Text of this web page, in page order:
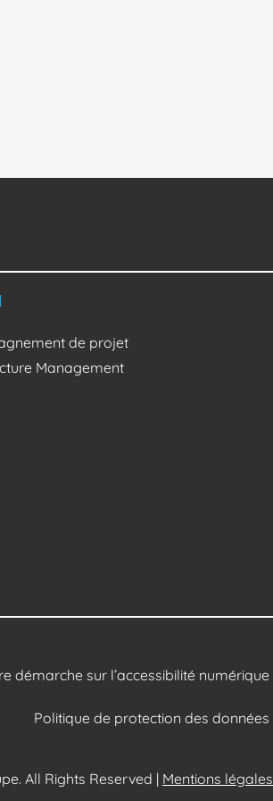
de projet
Management
démarche sur l’accessibilité numérique
Politique de protection des données
All Rights Reserved | Mentions légales